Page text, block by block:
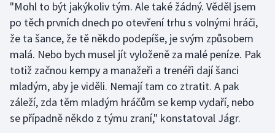
Ragby
Rychlobruslení
Rychlostní kanoistika
Short track
Sportovní střelba
"Mohl to být jakýkoliv tým. Ale také žádný. Věděl jsem
po těch prvních dnech po otevření trhu s volnými hráči,
že ta šance, že tě někdo podepíše, je svým způsobem
malá. Nebo bych musel jít vyloženě za malé peníze. Pak
totiž začnou kempy a manažeři a trenéři dají šanci
mladým, aby je viděli. Nemají tam co ztratit. A pak
záleží, zda těm mladým hráčům se kemp vydaří, nebo
se případně někdo z týmu zraní," konstatoval Jágr.